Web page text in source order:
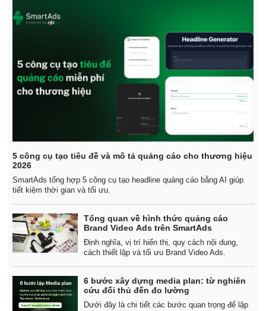
Khởi nghiệp
Chứng khoán
Giá cà phê
5 công cụ tạo tiêu đề và mô tả quảng cáo cho thương hiệu
2026
SmartAds tổng hợp 5 công cụ tạo headline quảng cáo bằng AI giúp
tiết kiệm thời gian và tối ưu.
Tổng quan về hình thức quảng cáo
Brand Video Ads trên SmartAds
Định nghĩa, vị trí hiển thị, quy cách nội dung,
cách thiết lập và tối ưu Brand Video Ads.
6 bước xây dựng media plan: từ nghiên
cứu đối thủ đến đo lường
Dưới đây là chi tiết các bước quan trọng để lập